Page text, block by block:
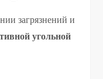
загрязнений и
угольной